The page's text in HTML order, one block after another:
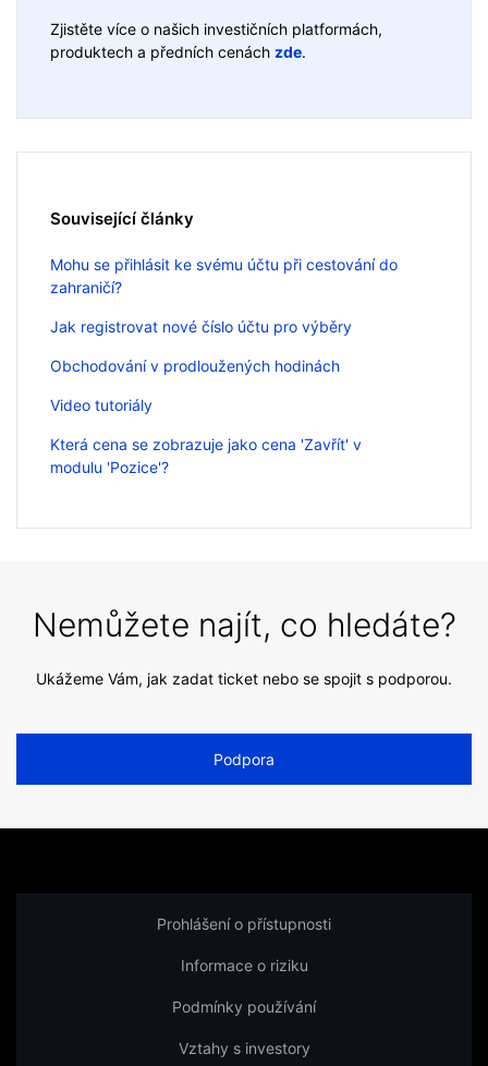
Zjistěte více o našich investičních platformách,
produktech a předních cenách zde.
Související články
Mohu se přihlásit ke svému účtu při cestování do
zahraničí?
Jak registrovat nové číslo účtu pro výběry
Obchodování v prodloužených hodinách
Video tutoriály
Která cena se zobrazuje jako cena 'Zavřít' v
modulu 'Pozice'?
Nemůžete najít, co hledáte?
Ukážeme Vám, jak zadat ticket nebo se spojit s podporou.
Podpora
Prohlášení o přístupnosti
Informace o riziku
Podmínky používání
Vztahy s investory